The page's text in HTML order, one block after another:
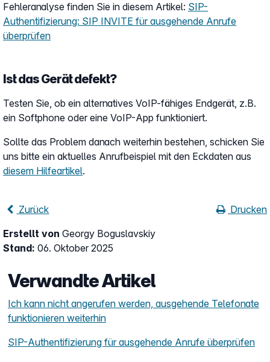
Fehleranalyse finden Sie in diesem Artikel: SIP-
Authentifizierung: SIP INVITE für ausgehende Anrufe
überprüfen
Ist das Gerät defekt?
Testen Sie, ob ein alternatives VoIP-fähiges Endgerät, z.B.
ein Softphone oder eine VoIP-App funktioniert.
Sollte das Problem danach weiterhin bestehen, schicken Sie
uns bitte ein aktuelles Anrufbeispiel mit den Eckdaten aus
diesem Hilfeartikel.
Zurück
Drucken
Erstellt von Georgy Boguslavskiy
Stand: 06. Oktober 2025
Verwandte Artikel
Ich kann nicht angerufen werden, ausgehende Telefonate
funktionieren weiterhin
SIP-Authentifizierung für ausgehende Anrufe überprüfen